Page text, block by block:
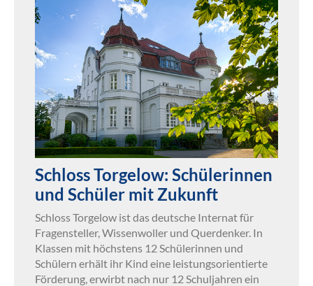
Schloss Torgelow: Schülerinnen
und Schüler mit Zukunft
Schloss Torgelow ist das deutsche Internat für
Fragensteller, Wissenwoller und Querdenker. In
Klassen mit höchstens 12 Schülerinnen und
Schülern erhält ihr Kind eine leistungsorientierte
Förderung, erwirbt nach nur 12 Schuljahren ein